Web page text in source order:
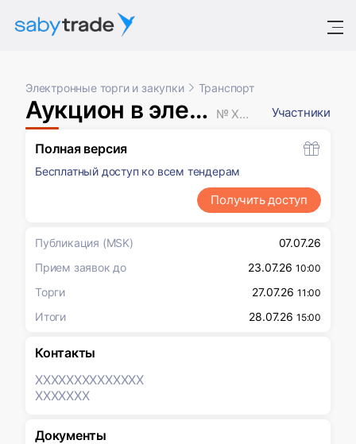
Электронные торги и закупки Транспорт
Аукцион в электронной форме № XXXXXXX Участники
Полная версия
Бесплатный доступ ко всем тендерам
Получить доступ
Публикация (MSK)
07.07.26
Прием заявок до
23.07.26 10:00
Торги 27.07.26 11:00
Итоги 28.07.26 15:00
Контакты
XXXXXXXXXXXXXX
XXXXXXX
Документы